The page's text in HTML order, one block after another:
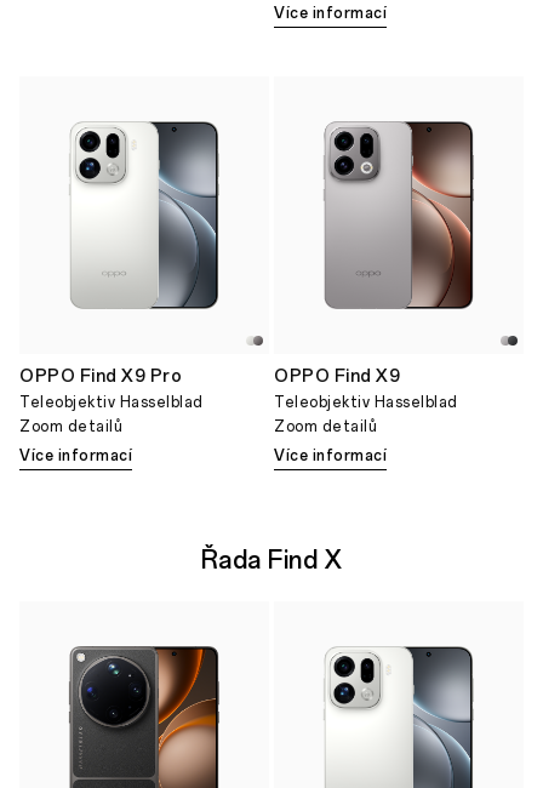
Více informací
OPPO Find X9 Pro
Teleobjektiv Hasselblad
Zoom detailů
Více informací
OPPO Find X9
Teleobjektiv Hasselblad
Zoom detailů
Více informací
Řada Find X